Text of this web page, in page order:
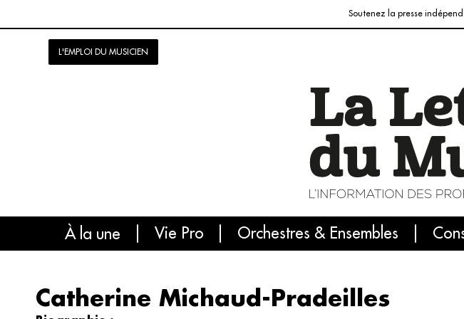
Soutenez la presse
L'EMPLOI DU MUSICIEN
À la une Vie Pro Orchestres & Ensembles
L'info du jour Le
Catherine Michaud-Pradeilles